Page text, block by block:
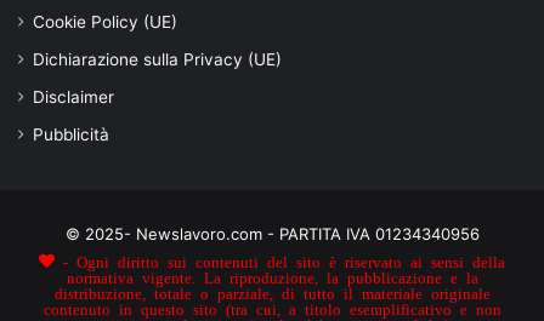
Cookie Policy (UE)
Dichiarazione sulla Privacy (UE)
Disclaimer
Pubblicità
© 2025- Newslavoro.com - PARTITA IVA 01234340956
- Ogni diritto sui contenuti del sito è riservato ai sensi della
normativa vigente. La riproduzione, la pubblicazione e la
distribuzione, totale o parziale, di tutto il materiale originale
contenuto in questo sito (tra cui, a titolo esemplificativo e non